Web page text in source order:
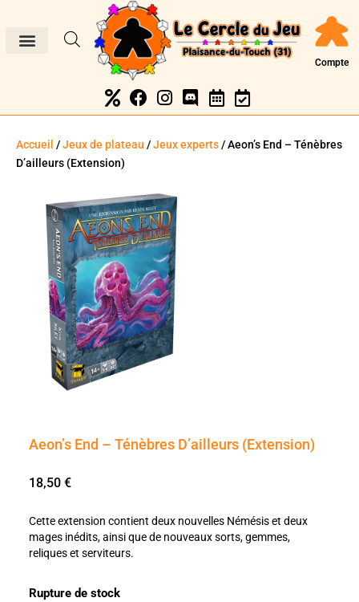
Compte
Accueil /Jeux de plateau /Jeux experts/ Aeon’s End – Ténèbres
D’ailleurs (Extension)
Aeon’s End – Ténèbres D’ailleurs (Extension)
18,50 €
Cette extension contient deux nouvelles Némésis et deux
mages inédits, ainsi que de nouveaux sorts, gemmes,
reliques et serviteurs.
Rupture de stock